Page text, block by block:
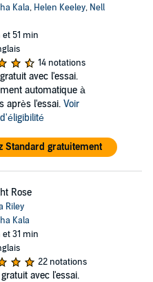
Kala, Helen Keeley, Nell
et 51 min
14 notations
avec l'essai.
automatique à
après l'essai. Voir
Standard gratuitement
Rose
Riley
Kala
et 31 min
22 notations
avec l'essai.